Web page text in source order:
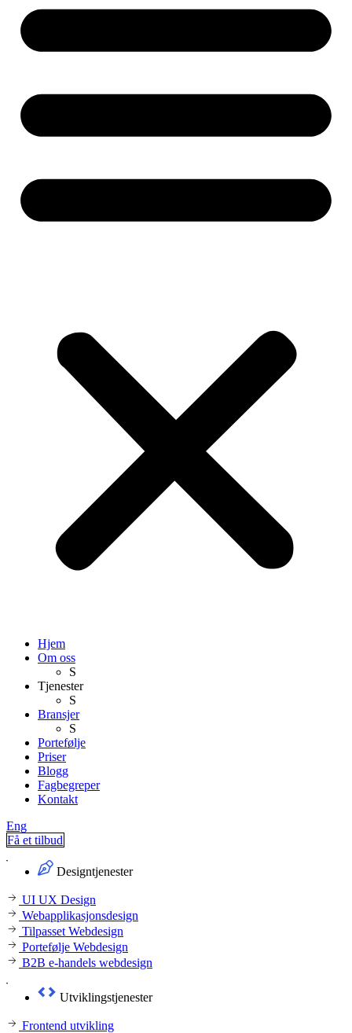
Hjem
Om oss
S
Tjenester
S
Bransjer
S
Portefølje
Priser
Blogg
Fagbegreper
Kontakt
Eng
Få et tilbud
Designtjenester
UI UX Design
Webapplikasjonsdesign
Tilpasset Webdesign
Portefølje Webdesign
B2B e-handels webdesign
Utviklingstjenester
Frontend utvikling